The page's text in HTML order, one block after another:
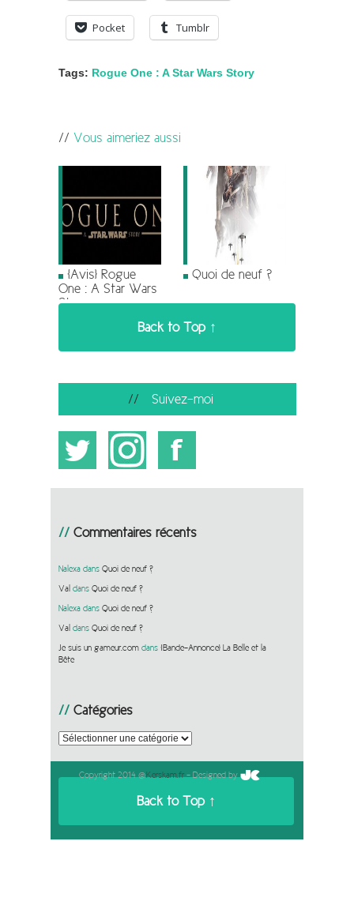
Pocket Tumblr
Tags: Rogue One : A Star Wars Story
Vous aimeriez aussi
[Avis] Rogue
One : A Star Wars
Story
Quoi de neuf ?
Back to Top ↑
Suivez-moi
Commentaires récents
Nalexa dans Quoi de neuf ?
Val dans Quoi de neuf ?
Nalexa dans Quoi de neuf ?
Val dans Quoi de neuf ?
Je suis un gameur.com dans [Bande-Annonce] La Belle et la
Bête
Catégories
Catégories
Copyright 2014 @Kerskam.fr- Designed by
Back to Top ↑